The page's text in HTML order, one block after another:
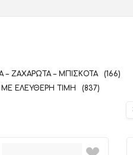
– ΖΑΧΑΡΩΤΆ – ΜΠΙΣΚΌΤΑ (166)
ΕΛΕΎΘΕΡΗ ΤΙΜΉ (837)